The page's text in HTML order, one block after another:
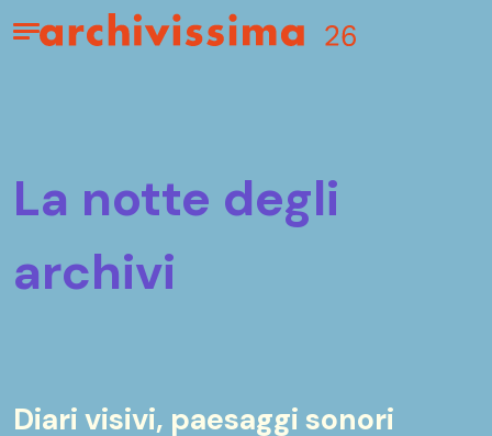
Home page
Apri il menu
la notte degli
archivi
Diari visivi, paesaggi sonori